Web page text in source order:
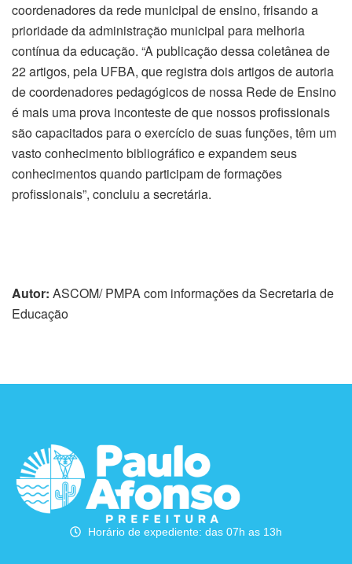
coordenadores da rede municipal de ensino, frisando a
prioridade da administração municipal para melhoria
contínua da educação. “A publicação dessa coletânea de
22 artigos, pela UFBA, que registra dois artigos de autoria
de coordenadores pedagógicos de nossa Rede de Ensino
é mais uma prova inconteste de que nossos profissionais
são capacitados para o exercício de suas funções, têm um
vasto conhecimento bibliográfico e expandem seus
conhecimentos quando participam de formações
profissionais”, concluiu a secretária.
Autor: ASCOM/ PMPA com informações da Secretaria de
Educação
Horário de expediente: das 07h as 13h